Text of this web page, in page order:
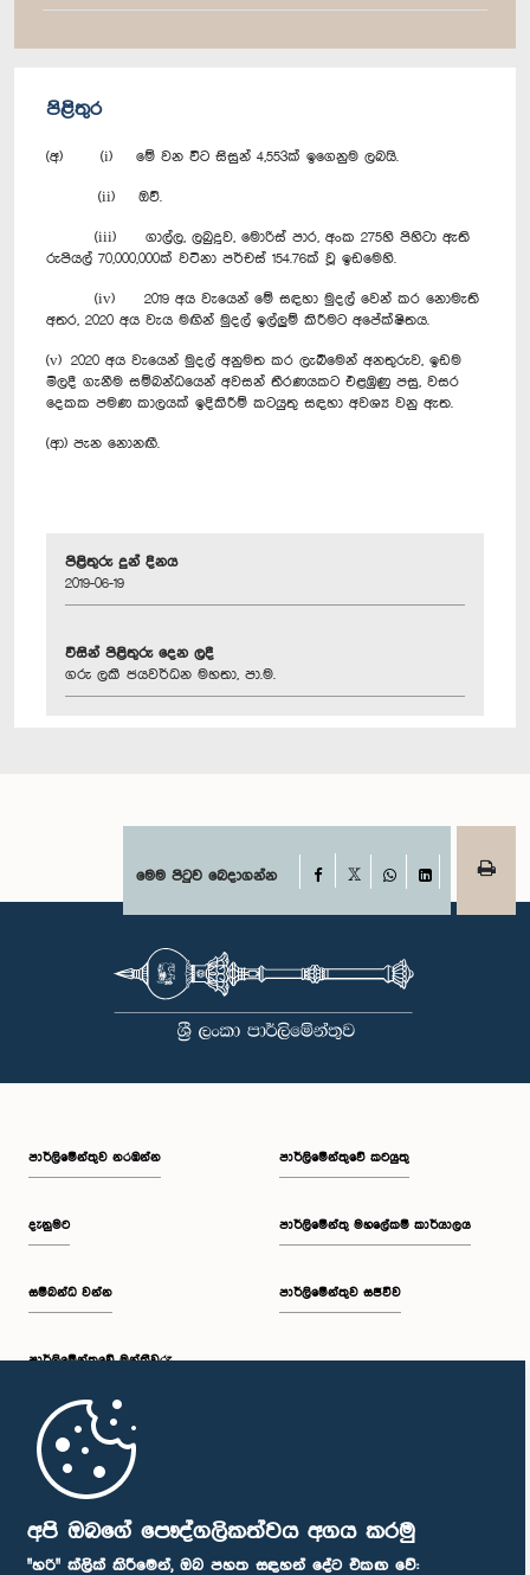
අපි ඔබගේ පෞද්ගලිකත්වය අගය කරමු
"හරි" ක්ලික් කිරීමෙන්, ඔබ පහත සඳහන් දේට එකඟ වේ:
පිළිතුර
(අ) (i) මේ වන විට සිසුන් 4,553ක් ඉගෙනුම ලබයි.
(ii) ඔව්.
(iii) ගාල්ල, ලබුදූව, මොරිස් පාර, අංක 275හි පිහිටා ඇති
රුපියල් 70,000,000ක් වටිනා පර්චස් 154.76ක් වූ ඉඩමෙහි.
(iv) 2019 අය වැයෙන් මේ සඳහා මුදල් වෙන් කර නොමැති
අතර, 2020 අය වැය මඟින් මුදල් ඉල්ලුම් කිරීමට අපේක්ෂිතය.
(v) 2020 අය වැයෙන් මුදල් අනුමත කර ලැබීමෙන් අනතුරුව, ඉඩම
මිලදී ගැනීම සම්බන්ධයෙන් අවසන් තීරණයකට එළඹුණු පසු, වසර
දෙකක පමණ කාලයක් ඉදිකිරීම් කටයුතු සඳහා අවශ්‍ය වනු ඇත.
(ආ) පැන නොනඟී.
පිළිතුරු දුන් දිනය
2019-06-19
විසින් පිළිතුරු දෙන ලදී
ගරු ලකී ජයවර්ධන මහතා, පා.ම.
මෙම පිටුව බෙදාගන්න Facebook
WhatsAppLinkedIn
පාර්ලි‌මේන්තුව නරඹන්න
දැනුමට
සම්බන්ධ වන්න
පාර්ලි‌මේන්තුවේ මන්ත්‍රීවරු
මුල් පිටුව
පාර්ලිමේන්තුවේ කටයුතු
පාර්ලිමේන්තු මහලේකම් කාර්යාලය
පාර්ලිමේන්තුව සජීවීව
පාර්ලිමේන්තු ජංගම යෙදුම